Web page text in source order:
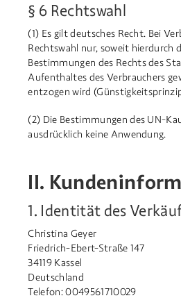
§ 6 Rechtswahl
(1) Es gilt deutsches Recht. Bei
Rechtswahl nur, soweit hierdurch
Bestimmungen des Rechts des
Aufenthaltes des Verbrauchers
entzogen wird
(2) Die Bestimmungen des UN-
ausdrücklich keine Anwendung.
II.
1. Identität des
Christina Geyer
Friedrich-Ebert-Straße 147
34119 Kassel
Deutschland
Telefon: 0049561710029